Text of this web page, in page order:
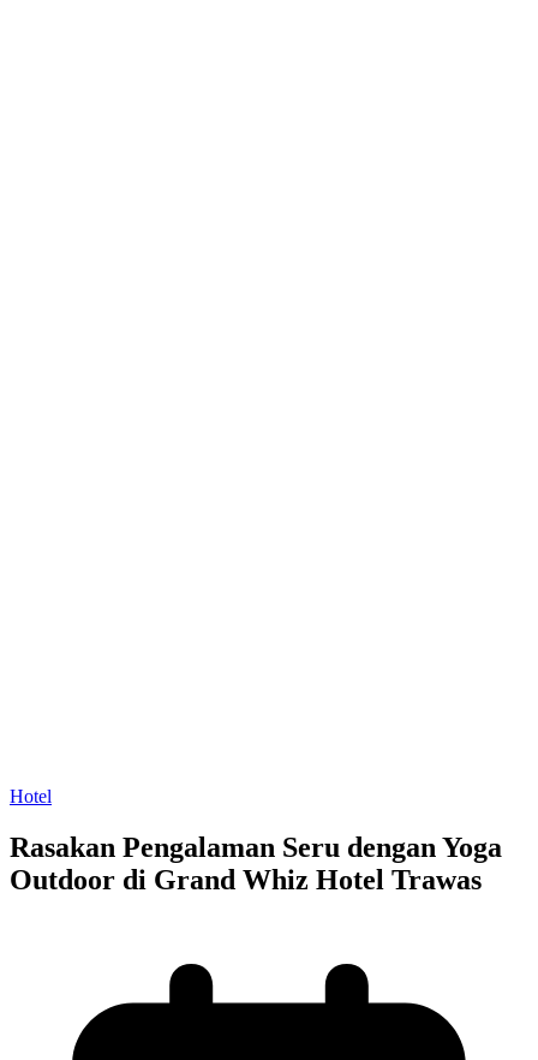
Hotel
Rasakan Pengalaman Seru dengan Yoga
Outdoor di Grand Whiz Hotel Trawas